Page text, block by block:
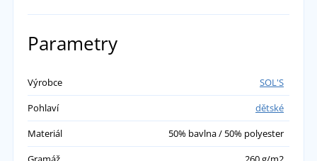
Parametry
Výrobce
SOL'S
Pohlaví
dětské
Materiál
50% bavlna / 50% polyester